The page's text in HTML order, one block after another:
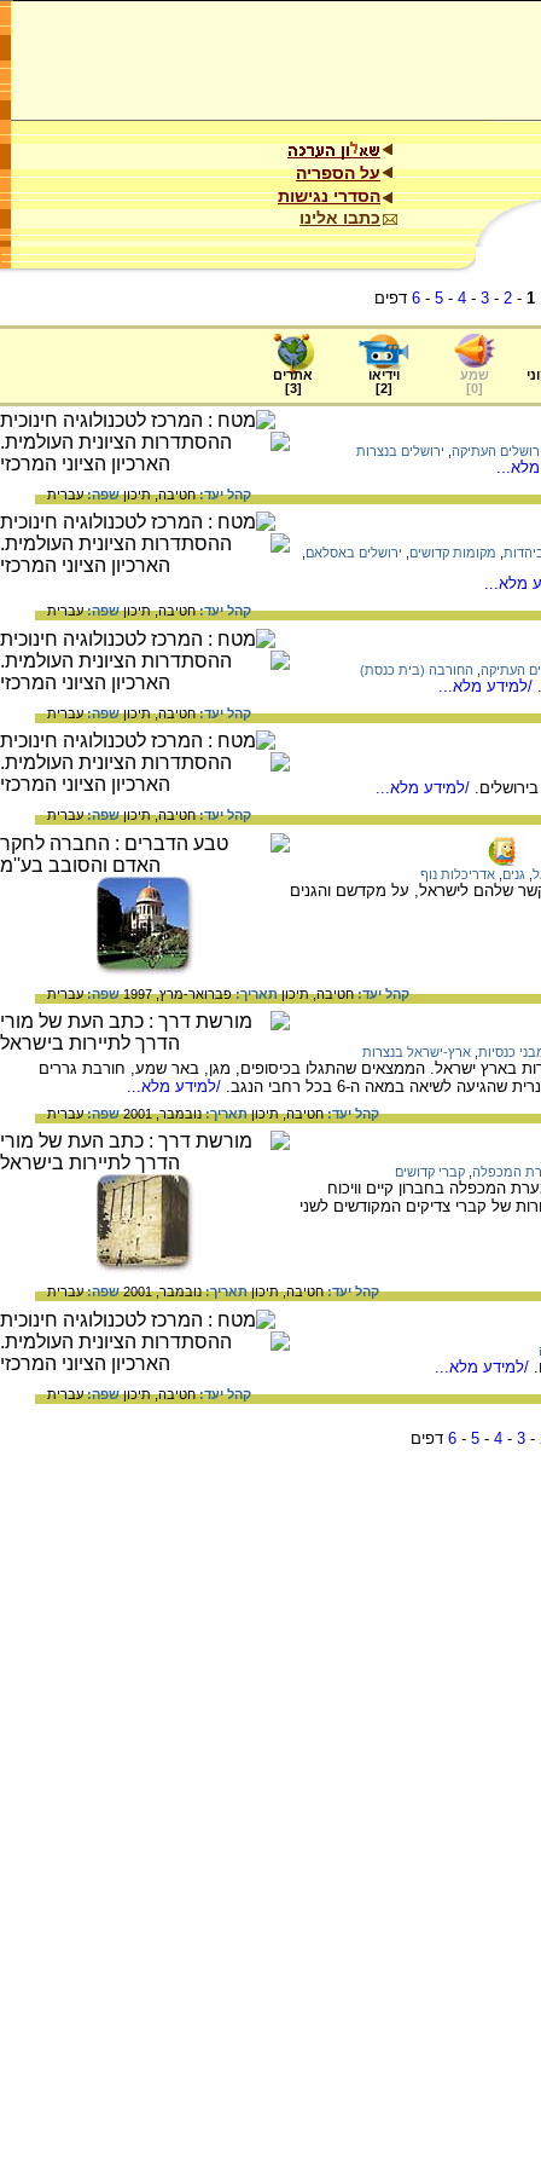
על הספריה
הסדרי נגישות
כתבו אלינו
1
-
2
-
3
-
4
-
5
-
6 דפים
שמע
[
0
]
וידיאו
[
2
]
אתרים
[
3
]
העתיקה ירושלים בנצרות
קהל יעד:חטיבה,תיכוןשפה:עברית
מקומות קדושים ירושלים באסלאם
מלא...
קהל יעד:חטיבה,תיכוןשפה:עברית
העתיקה החורבה (בית כנסת)
/למידע מלא...
קהל יעד:חטיבה,תיכוןשפה:עברית
/למידע מלא...
קהל יעד:חטיבה,תיכוןשפה:עברית
גנים אדריכלות נוף
שלהם לישראל, על מקדשם והגנים
קהל יעד:חטיבה,תיכוןתאריך:פברואר-מרץ, 1997 שפה:עברית
כנסיות ארץ-ישראל בנצרות
בארץ ישראל. הממצאים שהתגלו בכיסופים, מגן, באר שמע, חורבת גררים
לשיאה במאה ה-6 בכל רחבי הנגב.
/למידע מלא...
קהל יעד:חטיבה,תיכוןתאריך:נובמבר, 2001 שפה:עברית
המכפלה קברי קדושים
המכפלה בחברון קיים וויכוח
של קברי צדיקים המקודשים לשני
קהל יעד:חטיבה,תיכוןתאריך:נובמבר, 2001 שפה:עברית
/למידע מלא...
קהל יעד:חטיבה,תיכוןשפה:עברית
-
3
-
4
-
5
-
6 דפים